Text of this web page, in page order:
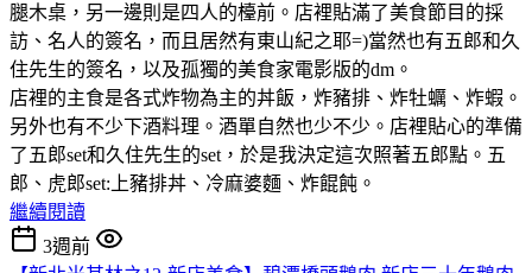
腿木桌，另一邊則是四人的檯前。店裡貼滿了美食節目的採
訪、名人的簽名，而且居然有東山紀之耶=)當然也有五郎和久
住先生的簽名，以及孤獨的美食家電影版的dm。
店裡的主食是各式炸物為主的丼飯，炸豬排、炸牡蠣、炸蝦。
另外也有不少下酒料理。酒單自然也少不少。店裡貼心的準備
了五郎set和久住先生的set，於是我決定這次照著五郎點。五
郎、虎郎set:上豬排丼、冷麻婆麵、炸餛飩。
繼續閱讀
3週前